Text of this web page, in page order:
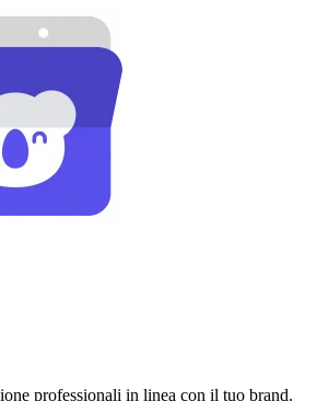
professionali in linea con il tuo brand.